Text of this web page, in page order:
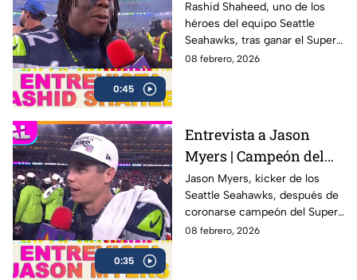
0:45
Super Bowl LX con los
Seahawks
Rashid Shaheed, uno de los
héroes del equipo Seattle
Seahawks, tras ganar el Super
Bowl LX con una victoria
08 febrero, 2026
0:35
Entrevista a Jason
Myers | Campeón del
Super Bowl LX con los
Seahawks
Jason Myers, kicker de los
Seattle Seahawks, después de
coronarse campeón del Super
Bowl LX .
08 febrero, 2026